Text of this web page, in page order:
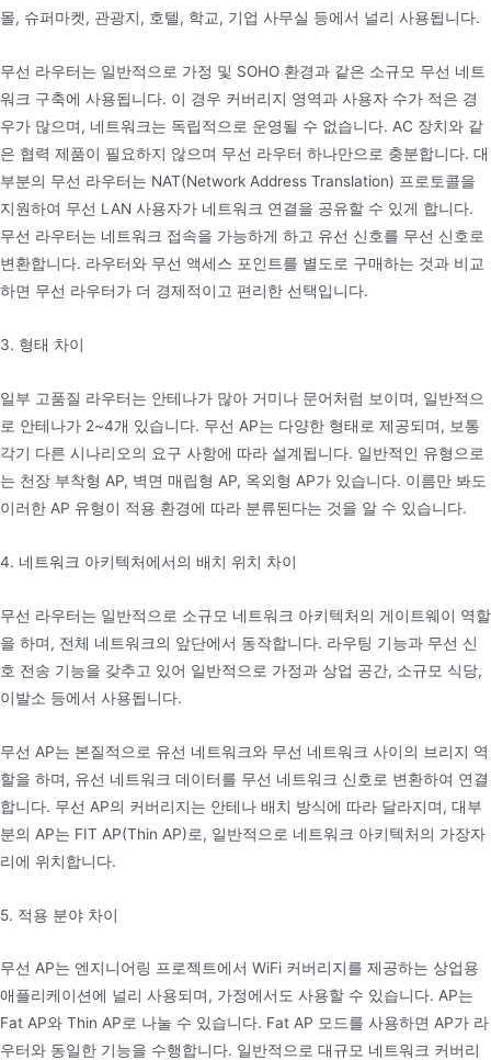
몰, 슈퍼마켓, 관광지, 호텔, 학교, 기업 사무실 등에서 널리 사용됩니다.
무선 라우터는 일반적으로 가정 및 SOHO 환경과 같은 소규모 무선 네트
워크 구축에 사용됩니다. 이 경우 커버리지 영역과 사용자 수가 적은 경
우가 많으며, 네트워크는 독립적으로 운영될 수 없습니다. AC 장치와 같
은 협력 제품이 필요하지 않으며 무선 라우터 하나만으로 충분합니다. 대
부분의 무선 라우터는 NAT(Network Address Translation) 프로토콜을
지원하여 무선 LAN 사용자가 네트워크 연결을 공유할 수 있게 합니다.
무선 라우터는 네트워크 접속을 가능하게 하고 유선 신호를 무선 신호로
변환합니다. 라우터와 무선 액세스 포인트를 별도로 구매하는 것과 비교
하면 무선 라우터가 더 경제적이고 편리한 선택입니다.
3. 형태 차이
일부 고품질 라우터는 안테나가 많아 거미나 문어처럼 보이며, 일반적으
로 안테나가 2~4개 있습니다. 무선 AP는 다양한 형태로 제공되며, 보통
각기 다른 시나리오의 요구 사항에 따라 설계됩니다. 일반적인 유형으로
는 천장 부착형 AP, 벽면 매립형 AP, 옥외형 AP가 있습니다. 이름만 봐도
이러한 AP 유형이 적용 환경에 따라 분류된다는 것을 알 수 있습니다.
4. 네트워크 아키텍처에서의 배치 위치 차이
무선 라우터는 일반적으로 소규모 네트워크 아키텍처의 게이트웨이 역할
을 하며, 전체 네트워크의 앞단에서 동작합니다. 라우팅 기능과 무선 신
호 전송 기능을 갖추고 있어 일반적으로 가정과 상업 공간, 소규모 식당,
이발소 등에서 사용됩니다.
무선 AP는 본질적으로 유선 네트워크와 무선 네트워크 사이의 브리지 역
할을 하며, 유선 네트워크 데이터를 무선 네트워크 신호로 변환하여 연결
합니다. 무선 AP의 커버리지는 안테나 배치 방식에 따라 달라지며, 대부
분의 AP는 FIT AP(Thin AP)로, 일반적으로 네트워크 아키텍처의 가장자
리에 위치합니다.
5. 적용 분야 차이
무선 AP는 엔지니어링 프로젝트에서 WiFi 커버리지를 제공하는 상업용
애플리케이션에 널리 사용되며, 가정에서도 사용할 수 있습니다. AP는
Fat AP와 Thin AP로 나눌 수 있습니다. Fat AP 모드를 사용하면 AP가 라
우터와 동일한 기능을 수행합니다. 일반적으로 대규모 네트워크 커버리